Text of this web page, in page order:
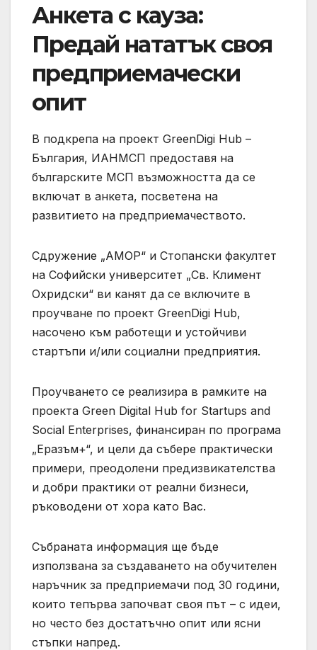
Анкета с кауза:
Предай нататък своя
предприемачески
опит
В подкрепа на проект GreenDigi Hub –
България, ИАНМСП предоставя на
българските МСП възможността да се
включат в анкета, посветена на
развитието на предприемачеството.
Сдружение „АМОР“ и Стопански факултет
на Софийски университет „Св. Климент
Охридски“ ви канят да се включите в
проучване по проект GreenDigi Hub,
насочено към работещи и устойчиви
стартъпи и/или социални предприятия.
Проучването се реализира в рамките на
проекта Green Digital Hub for Startups and
Social Enterprises, финансиран по програма
„Еразъм+“, и цели да събере практически
примери, преодолени предизвикателства
и добри практики от реални бизнеси,
ръководени от хора като Вас.
Събраната информация ще бъде
използвана за създаването на обучителен
наръчник за предприемачи под 30 години,
които тепърва започват своя път – с идеи,
но често без достатъчно опит или ясни
стъпки напред.